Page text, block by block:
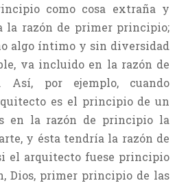
como cosa extraña y
la razón de primer principio;
algo íntimo y sin diversidad
va incluido en la razón de
Así, por ejemplo, cuando
es el principio de un
en la razón de principio la
y ésta tendría la razón de
el arquitecto fuese principio
Dios, primer principio de las